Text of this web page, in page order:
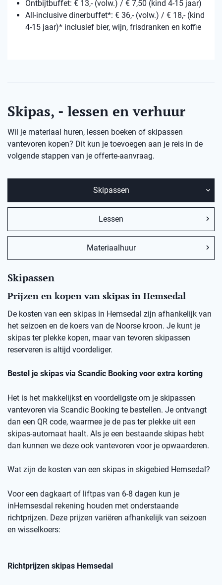
Ontbijtbuffet: € 13,- (volw.) / € 7,50 (kind 4-15 jaar)
All-inclusive dinerbuffet*: € 36,- (volw.) / € 18,- (kind
4-15 jaar)* inclusief bier, wijn, frisdranken en koffie
Skipas, - lessen en verhuur
Wil je materiaal huren, lessen boeken of skipassen
vantevoren kopen? Dit kun je toevoegen aan je reis in de
volgende stappen van je offerte-aanvraag.
Skipassen
Lessen
Materiaalhuur
Skipassen
Prijzen en kopen van skipas in Hemsedal
De kosten van een skipas in Hemsedal zijn afhankelijk van
het seizoen en de koers van de Noorse kroon. Je kunt je
skipas ter plekke kopen, maar van tevoren skipassen
reserveren is altijd voordeliger.
Bestel je skipas via Scandic Booking voor extra korting
Het is het makkelijkst en voordeligste om je skipassen
vantevoren via Scandic Booking te bestellen. Je ontvangt
dan een QR code, waarmee je de pas ter plekke uit een
skipas-automaat haalt. Als je een bestaande skipas hebt
dan kunnen we deze ook vantevoren voor je opwaarderen.
Wat zijn de kosten van een skipas in skigebied Hemsedal ?
Voor een dagkaart of liftpas van 6-8 dagen kun je
inHemsesdal rekening houden met onderstaande
richtprijzen. Deze prijzen variëren afhankelijk van seizoen
en wisselkoers:
Richtprijzen skipas Hemsedal